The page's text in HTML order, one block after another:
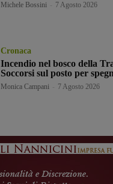
Michele Bossini 7 Agosto 2026
Cronaca
Incendio nel bosco della
Soccorsi sul posto per
Monica Campani 7 Agosto 2026